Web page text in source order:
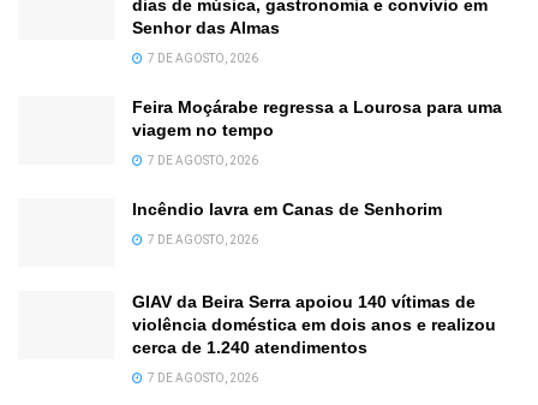
dias de música, gastronomia e convívio em
Senhor das Almas
7 DE AGOSTO, 2026
Feira Moçárabe regressa a Lourosa para uma
viagem no tempo
7 DE AGOSTO, 2026
Incêndio lavra em Canas de Senhorim
7 DE AGOSTO, 2026
GIAV da Beira Serra apoiou 140 vítimas de
violência doméstica em dois anos e realizou
cerca de 1.240 atendimentos
7 DE AGOSTO, 2026